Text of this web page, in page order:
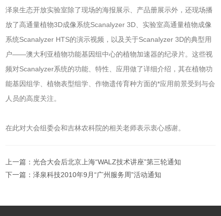
泽泉生态开放实验室除了现场的海报展示、产品册展示外，还现场播
放了高通量植物3D成像系统Scanalyzer 3D、实验室高通量植物成像
系统Scanalyzer HTS的演示视频，以及关于Scanalyzer 3D的典型用
户——澳大利亚植物功能基因组中心的植物加速器的纪录片。这些视
频对Scanalyzer系统的功能、特性、应用做了详细介绍，其在植物功
能基因组学、植物表型组学、作物遗传育种方面的*应用前景受到与会
人员的高度关注。
在此对大会组委会和吉林农科院的相关老师表示衷心感谢。
上一篇：光合大会后北京上海“WALZ技术讲座”第三轮通知
下一篇：泽泉科技2010年9月“广州服务周”活动通知